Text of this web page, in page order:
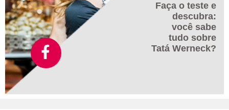
Faça o teste e
descubra:
você sabe
tudo sobre
Tatá Werneck?